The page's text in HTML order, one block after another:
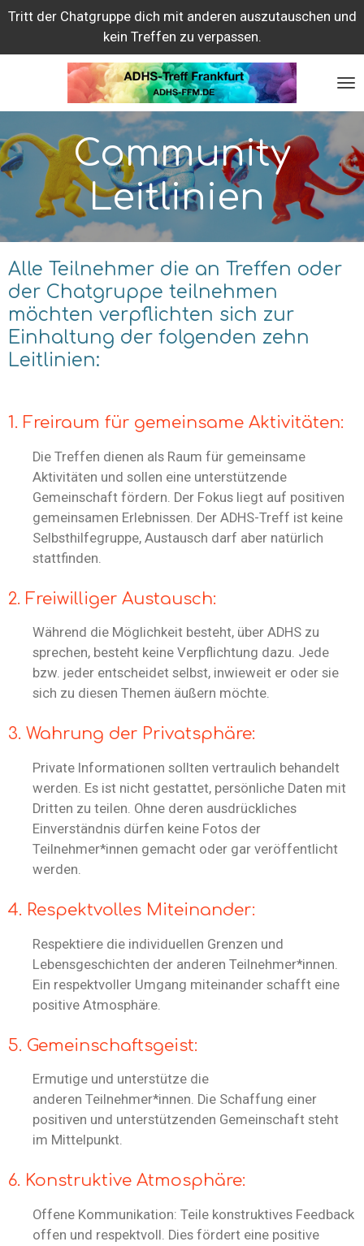
Zum
springen
Tritt der Chatgruppe dich mit anderen auszutauschen und
kein Treffen zu verpassen.
Community
Leitlinien
Alle Teilnehmer die an Treffen oder
der Chatgruppe teilnehmen
möchten verpflichten sich zur
Einhaltung der folgenden zehn
Leitlinien:
1. Freiraum für gemeinsame Aktivitäten:
Die Treffen dienen als Raum für gemeinsame
Aktivitäten und sollen eine unterstützende
Gemeinschaft fördern. Der Fokus liegt auf positiven
gemeinsamen Erlebnissen. Der ADHS-Treff ist keine
Selbsthilfegruppe, Austausch darf aber natürlich
stattfinden.
2. Freiwilliger Austausch:
Während die Möglichkeit besteht, über ADHS zu
sprechen, besteht keine Verpflichtung dazu. Jede
bzw. jeder entscheidet selbst, inwieweit er oder sie
sich zu diesen Themen äußern möchte.
3. Wahrung der Privatsphäre:
Private Informationen sollten vertraulich behandelt
werden. Es ist nicht gestattet, persönliche Daten mit
Dritten zu teilen. Ohne deren ausdrückliches
Einverständnis dürfen keine Fotos der
Teilnehmer*innen gemacht oder gar veröffentlicht
werden.
4. Respektvolles Miteinander:
Respektiere die individuellen Grenzen und
Lebensgeschichten der anderen Teilnehmer*innen.
Ein respektvoller Umgang miteinander schafft eine
positive Atmosphäre.
5. Gemeinschaftsgeist:
Ermutige und unterstütze die
anderen Teilnehmer*innen. Die Schaffung einer
positiven und unterstützenden Gemeinschaft steht
im Mittelpunkt.
6. Konstruktive Atmosphäre:
Offene Kommunikation: Teile konstruktives Feedback
offen und respektvoll. Dies fördert eine positive